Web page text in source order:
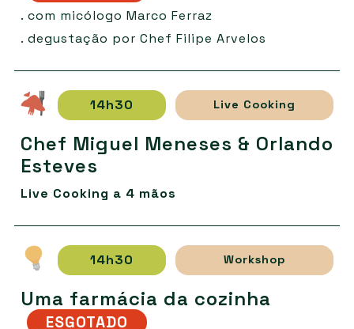
. com micólogo Marco Ferraz
. degustação por Chef Filipe Arvelos
14h30 Live Cooking
Chef Miguel Meneses & Orlando
Esteves
Live Cooking a 4 mãos
14h30 Workshop
Uma farmácia da cozinha
ESGOTADO